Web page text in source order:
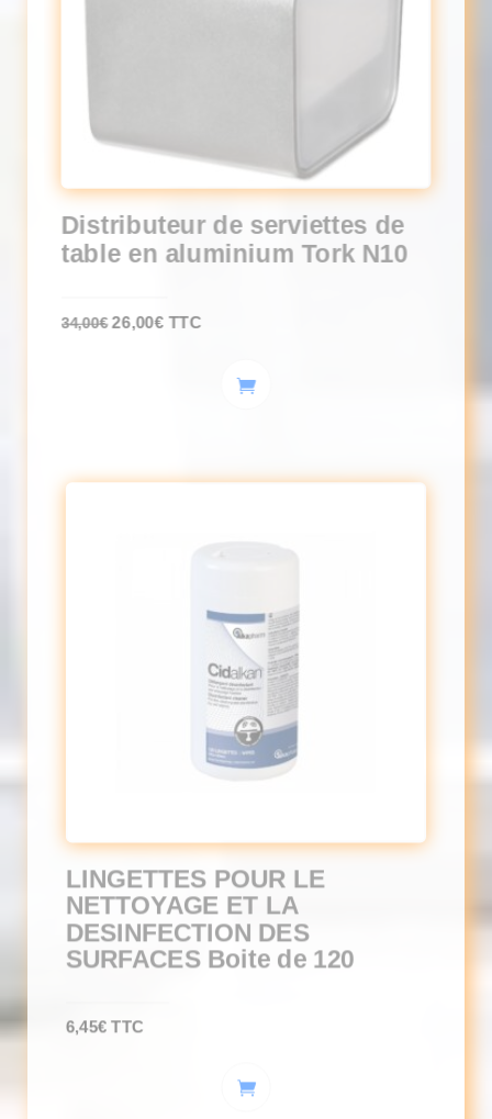
Distributeur de serviettes de
table en aluminium Tork N10
34,00€ Le
26,00€Le
TTC
LINGETTES POUR LE
NETTOYAGE ET LA
DESINFECTION DES
SURFACES Boite de 120
6,45€ TTC